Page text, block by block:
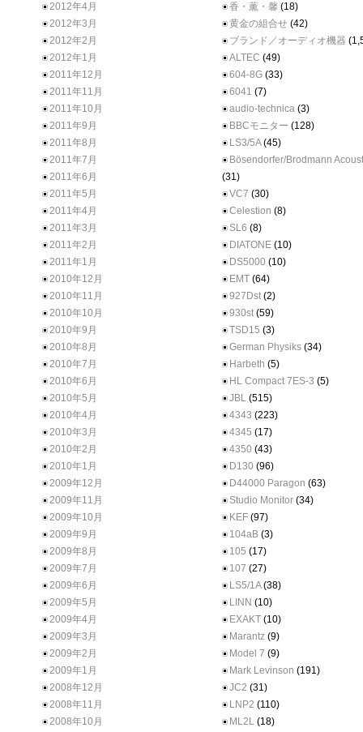
2012年4月
2012年3月
2012年2月
2012年1月
2011年12月
2011年11月
2011年10月
2011年9月
2011年8月
2011年7月
2011年6月
2011年5月
2011年4月
2011年3月
2011年2月
2011年1月
2010年12月
2010年11月
2010年10月
2010年9月
2010年8月
2010年7月
2010年6月
2010年5月
2010年4月
2010年3月
2010年2月
2010年1月
2009年12月
2009年11月
2009年10月
2009年9月
2009年8月
2009年7月
2009年6月
2009年5月
2009年4月
2009年3月
2009年2月
2009年1月
2008年12月
2008年11月
2008年10月
香・薫・馨 (18)
黄金の組合せ (42)
ブランド／オーディオ機器
ALTEC (49)
604-8G (33)
6041 (7)
audio-technica (3)
BBCモニター (128)
LS3/5A(45)
Bösendorfer/Brodmann
(31)
VC7 (30)
Celestion (8)
SL6 (8)
DIATONE (10)
DS5000 (10)
EMT (64)
927Dst (2)
930st (59)
TSD15 (3)
German Physiks (34)
Harbeth (5)
HL Compact 7ES-3 (5)
JBL (515)
4343 (223)
4345 (17)
4350 (43)
D130 (96)
D44000 Paragon (63)
Studio Monitor (34)
KEF (97)
104aB (3)
105 (17)
107 (27)
LS5/1A(38)
LINN (10)
EXAKT (10)
Marantz (9)
Model 7 (9)
Mark Levinson (191)
JC2 (31)
LNP2 (110)
ML2L (18)